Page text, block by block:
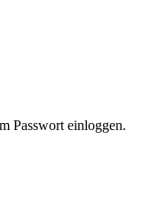
Passwort einloggen.